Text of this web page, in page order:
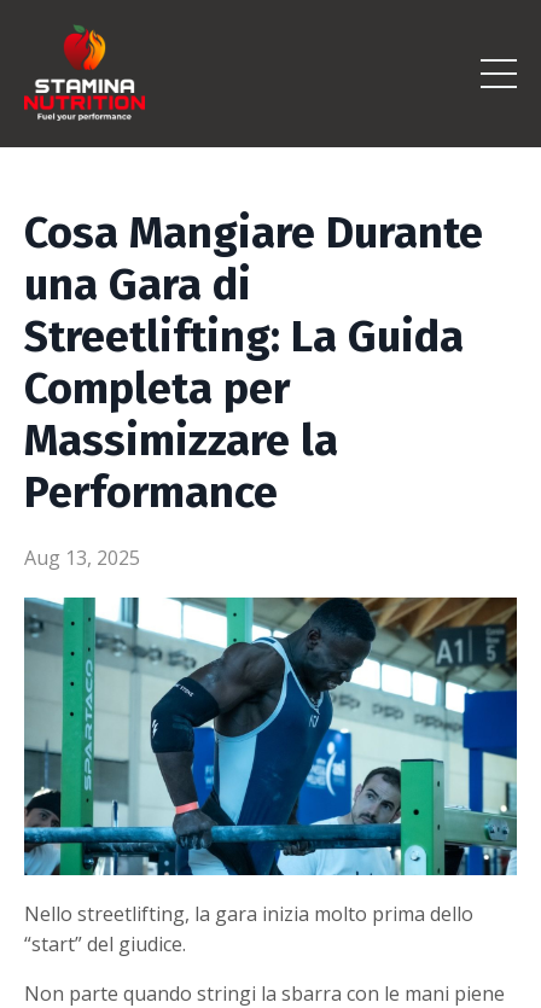
Cosa Mangiare Durante
una Gara di
Streetlifting: La Guida
Completa per
Massimizzare la
Performance
Aug 13, 2025
Nello streetlifting, la gara inizia molto prima dello
“start” del giudice.
Non parte quando stringi la sbarra con le mani piene